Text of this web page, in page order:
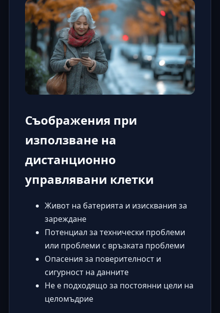
Съображения при
използване на
дистанционно
управлявани клетки
Живот на батерията и изисквания за
зареждане
Потенциал за технически проблеми
или проблеми с връзката проблеми
Опасения за поверителност и
сигурност на данните
Не е подходящо за постоянни цели на
целомъдрие